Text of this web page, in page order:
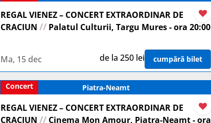
REGAL VIENEZ – CONCERT EXTRAORDINAR DE
CRACIUN // Palatul Culturii, Targu Mures - ora 20:00
Ma, 15 dec de la 250 lei cumpără bilet
Piatra-Neamt
Concert
REGAL VIENEZ – CONCERT EXTRAORDINAR DE
CRACIUN // Cinema Mon Amour, Piatra-Neamt - ora